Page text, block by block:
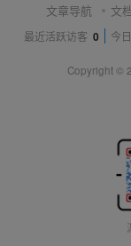
文章导航 文
最近活跃访客 0 今
Copyright ©